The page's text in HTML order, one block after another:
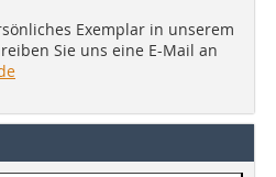
Exemplar in unserem
Sie uns eine E-Mail an